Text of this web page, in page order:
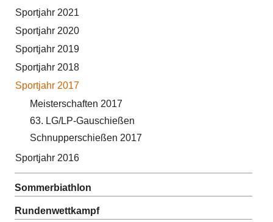
Sportjahr 2021
Sportjahr 2020
Sportjahr 2019
Sportjahr 2018
Sportjahr 2017
Meisterschaften 2017
63. LG/LP-Gauschießen
Schnupperschießen 2017
Sportjahr 2016
Sommerbiathlon
Rundenwettkampf